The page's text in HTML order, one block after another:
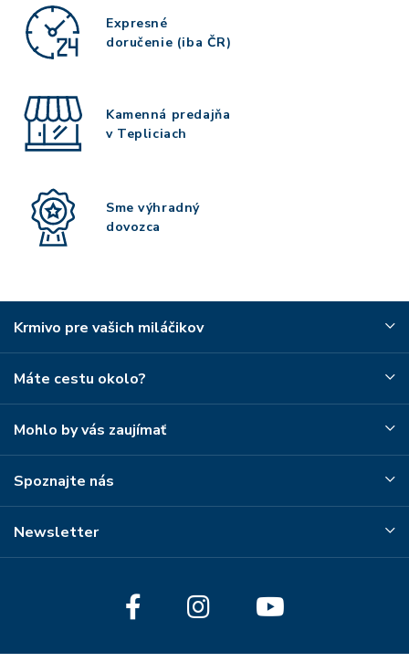
Expresné
doručenie (iba ČR)
Kamenná predajňa
v Tepliciach
Sme výhradný
dovozca
Krmivo pre vašich miláčikov
Máte cestu okolo?
Mohlo by vás zaujímať
Spoznajte nás
Newsletter